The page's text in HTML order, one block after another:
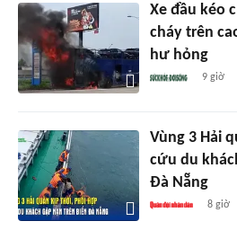
Xe đầu kéo
cháy trên
hư hỏng
9 giờ
Vùng 3 Hải
cứu du
Đà Nẵng
8 giờ